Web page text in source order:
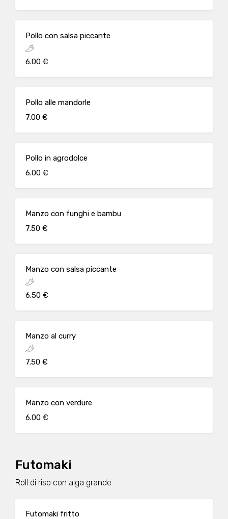
Pollo con salsa piccante
6.00 €
Pollo alle mandorle
7.00 €
Pollo in agrodolce
6.00 €
Manzo con funghi e bambu
7.50 €
Manzo con salsa piccante
6.50 €
Manzo al curry
7.50 €
Manzo con verdure
6.00 €
Futomaki
Roll di riso con alga grande
Futomaki fritto